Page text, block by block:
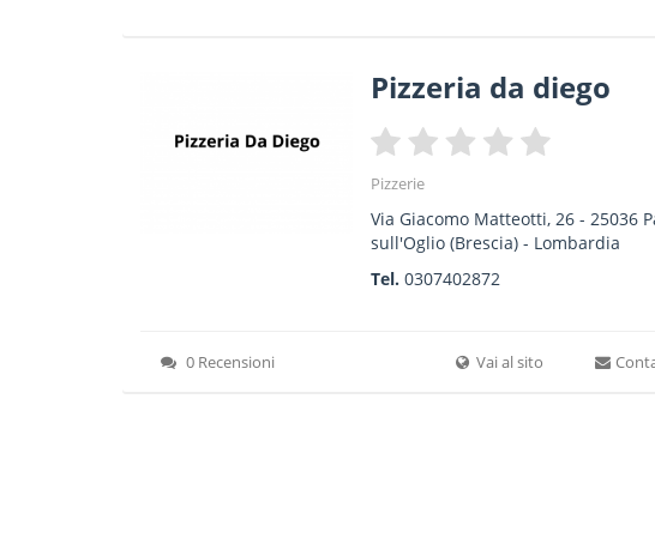
Pizzeria da diego
Pizzerie
Via Giacomo Matteotti, 26 -25036
sull'Oglio (Brescia) - Lombardia
Tel.0307402872
0 Recensioni Vai al sito